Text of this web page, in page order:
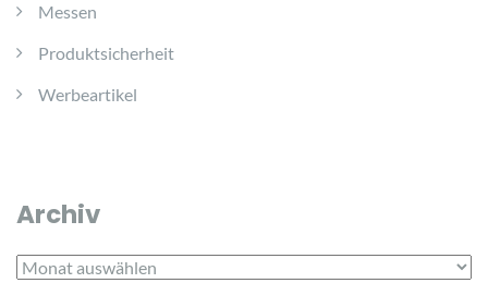
Messen
Produktsicherheit
Werbeartikel
Archiv
Archiv